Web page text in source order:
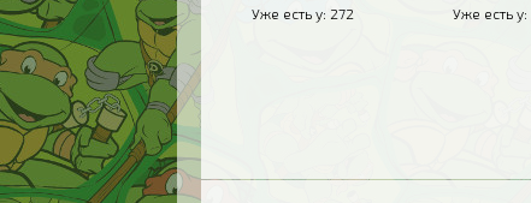
Уже есть у: 272 Уже есть у: